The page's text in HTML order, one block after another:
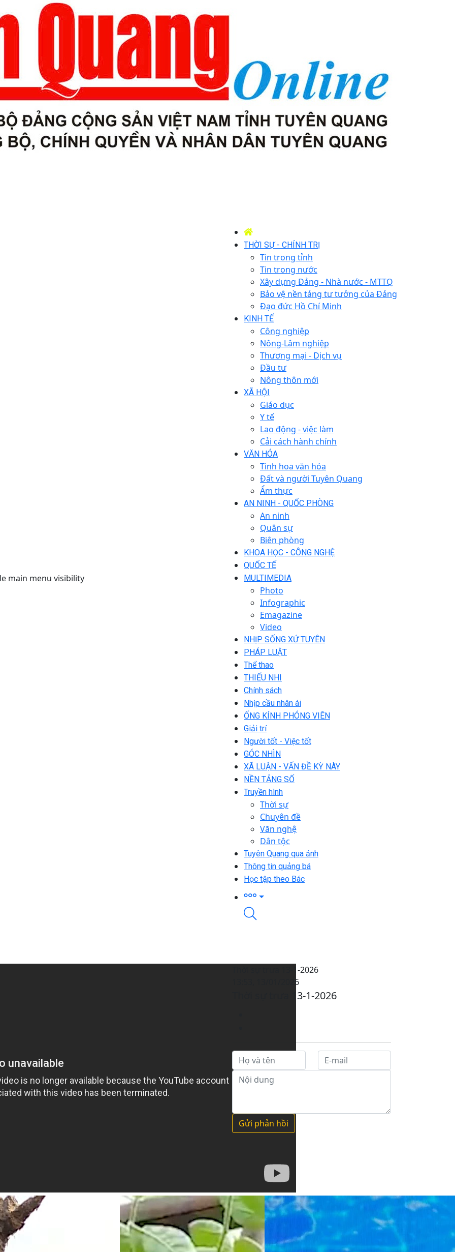
main menu visibility
THỜI SỰ - CHÍNH TRỊ
Tin trong tỉnh
Tin trong nước
Xây dựng Đảng - Nhà nước - MTTQ
Bảo vệ nền tảng tư tưởng của Đảng
Đạo đức Hồ Chí Minh
KINH TẾ
Công nghiệp
Nông-Lâm nghiệp
Thương mại - Dịch vụ
Đầu tư
Nông thôn mới
XÃ HỘI
Giáo dục
Y tế
Lao động - việc làm
Cải cách hành chính
VĂN HÓA
Tinh hoa văn hóa
Đất và người Tuyên Quang
Ẩm thực
AN NINH - QUỐC PHÒNG
An ninh
Quân sự
Biên phòng
KHOA HỌC - CÔNG NGHỆ
QUỐC TẾ
MULTIMEDIA
Photo
Infographic
Emagazine
Video
NHỊP SỐNG XỨ TUYÊN
PHÁP LUẬT
Thể thao
THIẾU NHI
Chính sách
Nhịp cầu nhân ái
ỐNG KÍNH PHÓNG VIÊN
Giải trí
Người tốt - Việc tốt
GÓC NHÌN
XÃ LUẬN - VẤN ĐỀ KỲ NÀY
NỀN TẢNG SỐ
Truyền hình
Thời sự
Chuyên đề
Văn nghệ
Dân tộc
Tuyên Quang qua ảnh
Thông tin quảng bá
Học tập theo Bác
Thời sự trưa 13-1-2026
13:53, 13/01/2026
Thời sự trưa 13-1-2026
Gửi phản hồi